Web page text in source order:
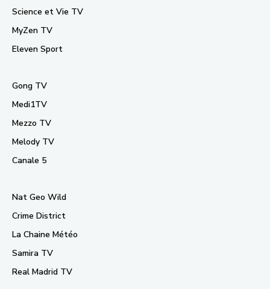
Science et Vie TV
MyZen TV
Eleven Sport
Gong TV
Medi1TV
Mezzo TV
Melody TV
Canale 5
Nat Geo Wild
Crime District
La Chaine Météo
Samira TV
Real Madrid TV